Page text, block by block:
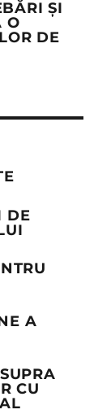
ȘI
O
DE
DE
A
CU